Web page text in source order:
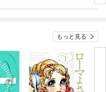
もっと見る